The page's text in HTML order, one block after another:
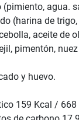
agua.
(harina de
aceite de
pimentón,
y huevo.
159 Kcal /